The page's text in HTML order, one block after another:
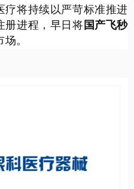
疗将持续以严苛标准推进
册进程，早日将 国产飞秒
场。